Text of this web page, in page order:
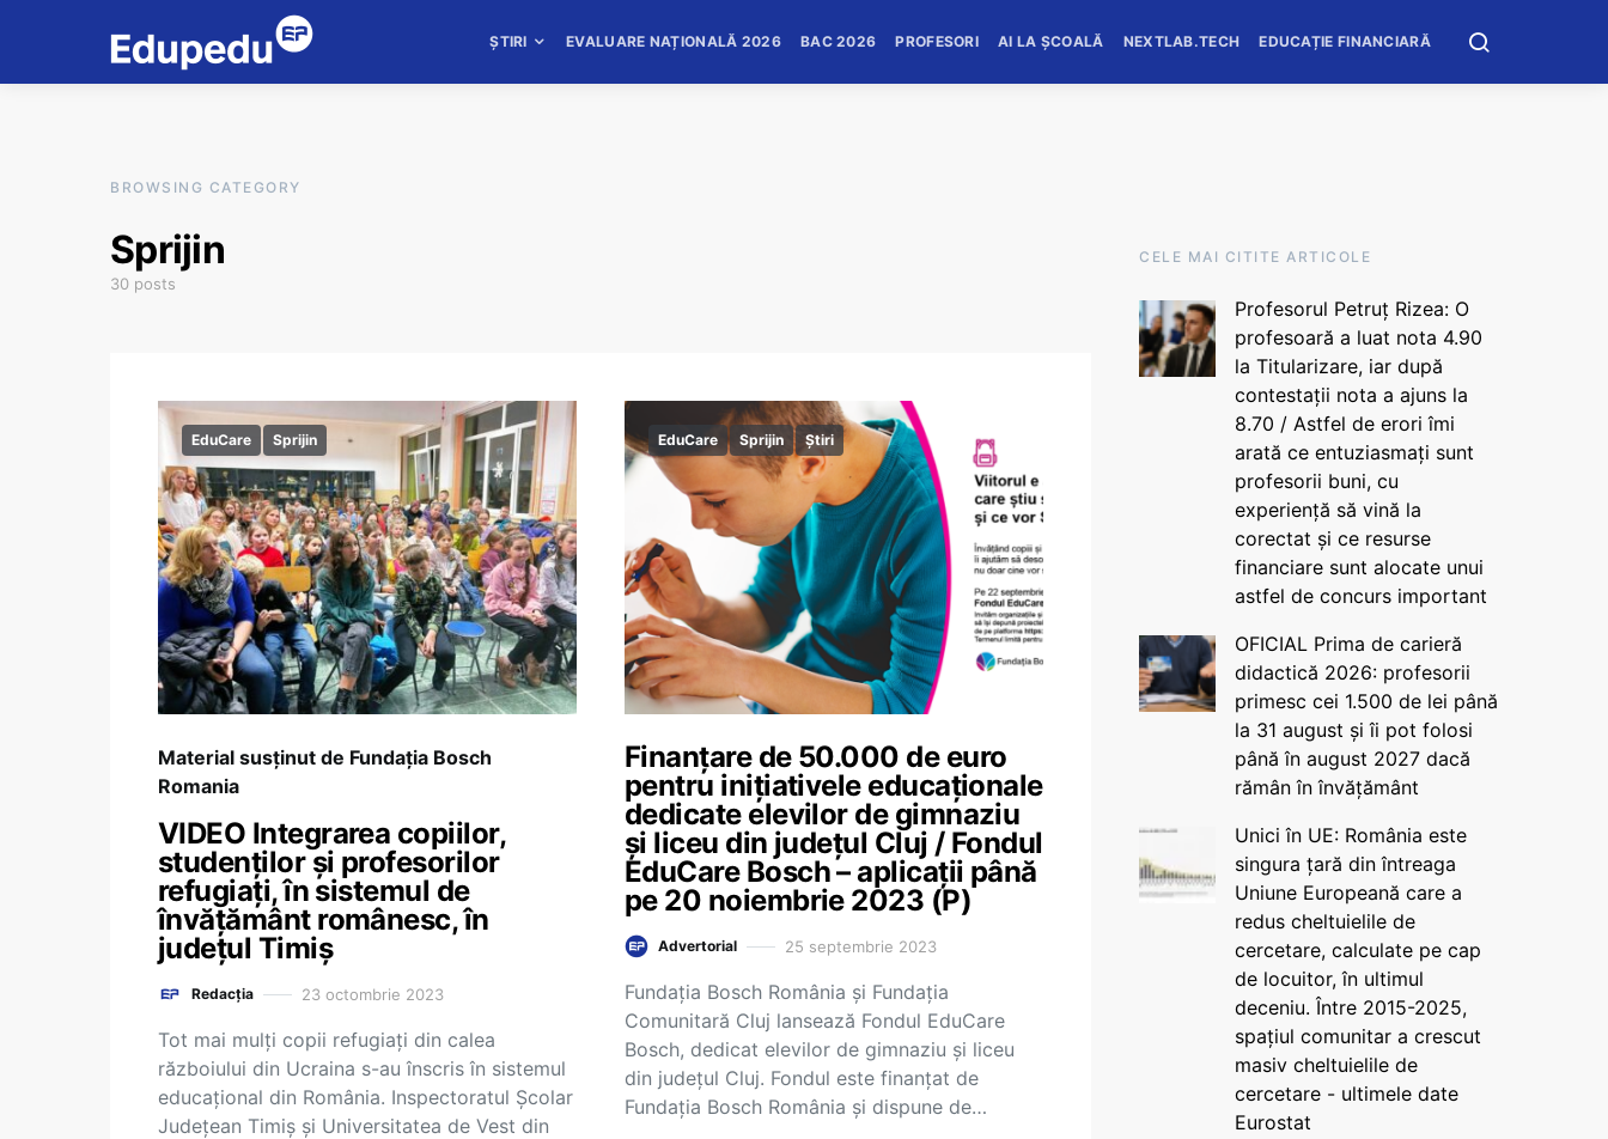
ȘTIRI EVALUARE NAȚIONALĂ 2026 BAC 2026 PROFESORI AI LA ȘCOALĂ NEXTLAB.TECH EDUCAȚIE FINANCIARĂ
BROWSING CATEGORY
Sprijin
30 posts
EduCare Sprijin
Material susținut de Fundația Bosch
Romania
VIDEO Integrarea copiilor,
studenților și profesorilor
refugiați, în sistemul de
învățământ românesc, în
județul Timiș
Redacția 23 octombrie 2023
Tot mai mulți copii refugiați din calea
războiului din Ucraina s-au înscris în sistemul
educațional din România. Inspectoratul Școlar
Județean Timiș și Universitatea de Vest din
EduCare Sprijin Știri
Finanțare de 50.000 de euro
pentru inițiativele educaționale
dedicate elevilor de gimnaziu
și liceu din județul Cluj / Fondul
EduCare Bosch – aplicații până
pe 20 noiembrie 2023 (P)
Advertorial 25 septembrie 2023
Fundația Bosch România și Fundația
Comunitară Cluj lansează Fondul EduCare
Bosch, dedicat elevilor de gimnaziu și liceu
din județul Cluj. Fondul este finanțat de
Fundația Bosch România și dispune de…
CELE MAI CITITE ARTICOLE
Profesorul Petruț Rizea: O
profesoară a luat nota 4.90
la Titularizare, iar după
contestații nota a ajuns la
8.70 / Astfel de erori îmi
arată ce entuziasmați sunt
profesorii buni, cu
experiență să vină la
corectat și ce resurse
financiare sunt alocate unui
astfel de concurs important
OFICIAL Prima de carieră
didactică 2026: profesorii
primesc cei 1.500 de lei până
la 31 august și îi pot folosi
până în august 2027 dacă
rămân în învățământ
Unici în UE: România este
singura țară din întreaga
Uniune Europeană care a
redus cheltuielile de
cercetare, calculate pe cap
de locuitor, în ultimul
deceniu. Între 2015-2025,
spațiul comunitar a crescut
masiv cheltuielile de
cercetare - ultimele date
Eurostat